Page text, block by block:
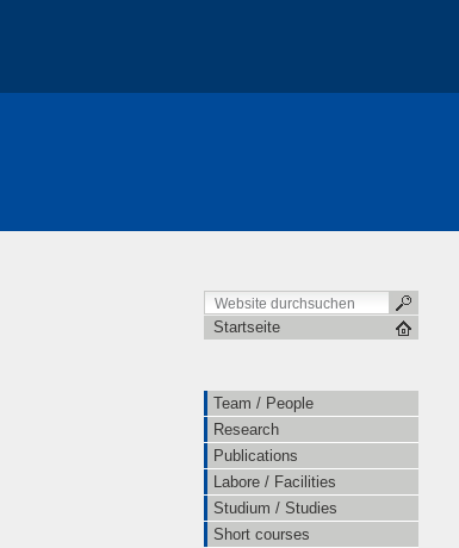
Startseite
Team / People
Research
Publications
Labore / Facilities
Studium / Studies
Short courses